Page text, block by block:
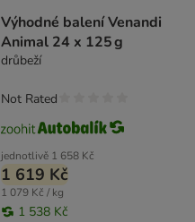
Výhodné balení Venandi
Animal 24 x 125 g
drůbeží
jednotlivě 1 658 Kč
1 619 Kč
1 079 Kč / kg
1 538 Kč
Not Rated